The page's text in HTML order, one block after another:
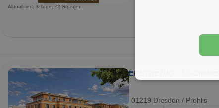
Aktualisiert: 3 Tage, 22 Stunden
ERSTBEZUG - 1,0-
01219 Dresden / Prohlis